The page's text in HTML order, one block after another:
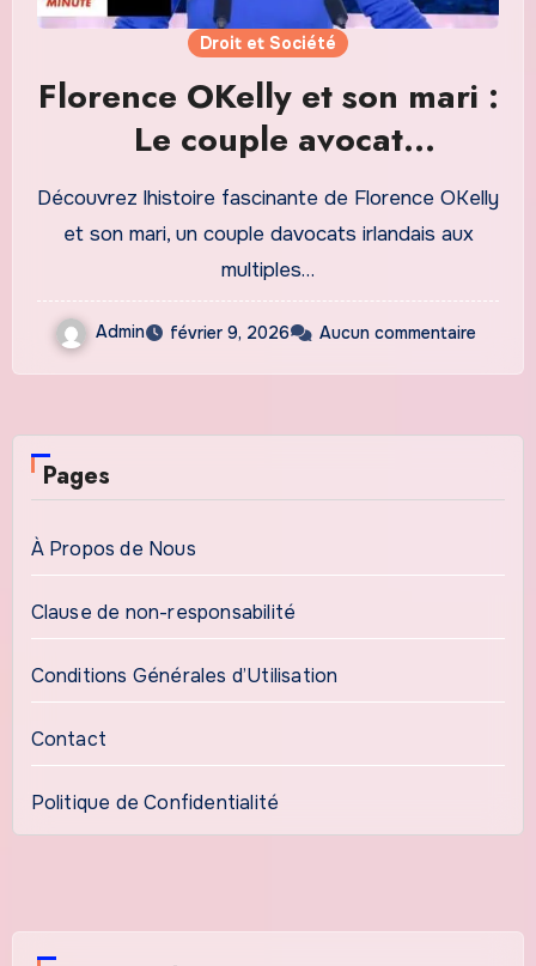
Droit et Société
Florence OKelly et son mari :
Le couple avocat
redéfinissant la justice
irlandaise en 2026
Découvrez lhistoire fascinante de Florence OKelly
et son mari, un couple davocats irlandais aux
multiples…
Admin février 9, 2026 Aucun commentaire
Pages
À Propos de Nous
Clause de non-responsabilité
Conditions Générales d’Utilisation
Contact
Politique de Confidentialité